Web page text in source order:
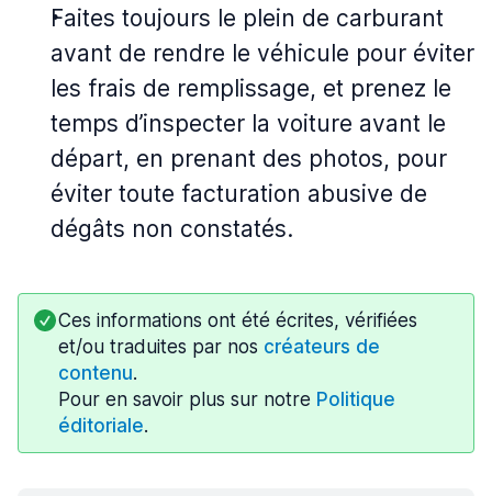
Faites toujours le plein de carburant
avant de rendre le véhicule pour éviter
les frais de remplissage, et prenez le
temps d’inspecter la voiture avant le
départ, en prenant des photos, pour
éviter toute facturation abusive de
dégâts non constatés.
Ces informations ont été écrites, vérifiées
et/ou traduites par nos créateurs de
contenu.
Pour en savoir plus sur notre Politique
éditoriale.